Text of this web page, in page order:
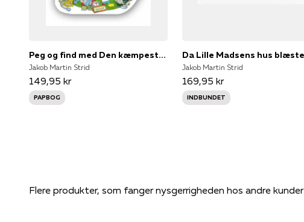
Peg og find med Den kæmpestore pære
Jakob Martin Strid
149,95 kr
PAPBOG
Jakob Martin Strid
169,95 kr
INDBUNDET
Flere produkter, som fanger nysgerrigheden hos andre kunder